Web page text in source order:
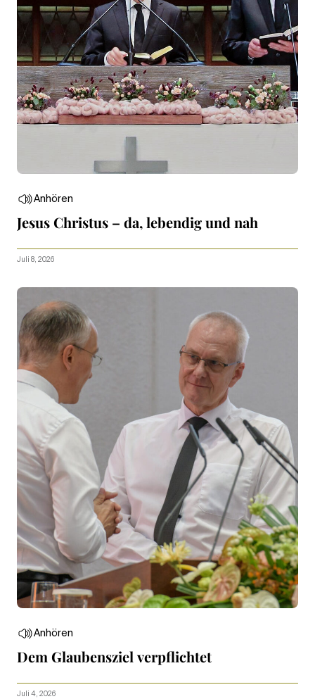
Anhören
Jesus Christus – da, lebendig und nah
Juli 8, 2026
Anhören
Dem Glaubensziel verpflichtet
Juli 4, 2026